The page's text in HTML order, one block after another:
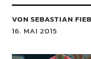
VON SEBASTIAN
16. MAI 2015